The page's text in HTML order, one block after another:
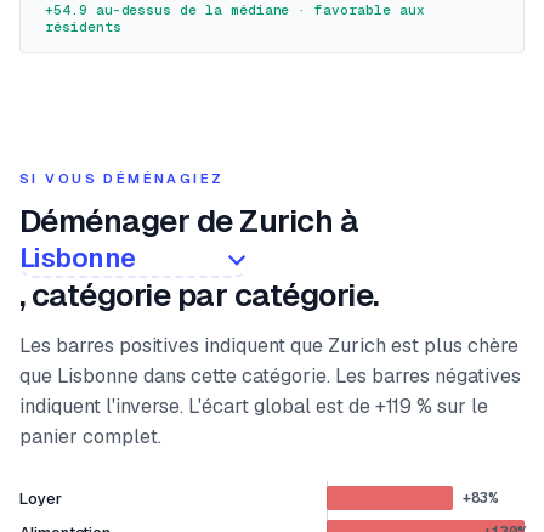
+54.9 au-dessus de la médiane · favorable aux
résidents
SI VOUS DÉMÉNAGIEZ
Déménager de Zurich à
, catégorie par catégorie.
Les barres positives indiquent que Zurich est plus chère
que Lisbonne dans cette catégorie. Les barres négatives
indiquent l'inverse. L'écart global est de +119 % sur le
panier complet.
Loyer +83%